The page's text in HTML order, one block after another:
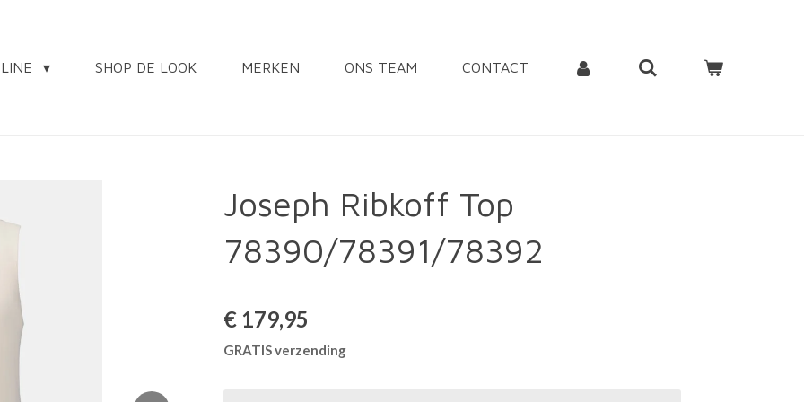
SHOP DE LOOK MERKEN ONS TEAM CONTACT
Joseph Ribkoff Top
78390/78391/78392
€ 179,95
GRATIS verzending